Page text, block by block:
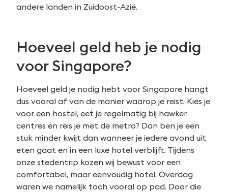
andere landen in Zuidoost-Azië.
Hoeveel geld heb je nodig
voor Singapore?
Hoeveel geld je nodig hebt voor Singapore hangt
dus vooral af van de manier waarop je reist. Kies je
voor een hostel, eet je regelmatig bij hawker
centres en reis je met de metro? Dan ben je een
stuk minder kwijt dan wanneer je iedere avond uit
eten gaat en in een luxe hotel verblijft. Tijdens
onze stedentrip kozen wij bewust voor een
comfortabel, maar eenvoudig hotel. Overdag
waren we namelijk toch vooral op pad. Door die